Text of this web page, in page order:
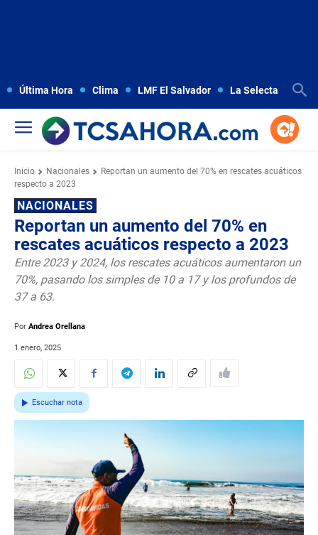
Última Hora Clima LMF El Salvador La Selecta
Inicio Nacionales
Reportan un aumento del 70% en rescates acuáticos
respecto a 2023
NACIONALES
Reportan un aumento del 70% en
rescates acuáticos respecto a 2023
Entre 2023 y 2024, los rescates acuáticos aumentaron un
70%, pasando los simples de 10 a 17 y los profundos de
37 a 63.
Por Andrea Orellana
1 enero, 2025
Escuchar nota